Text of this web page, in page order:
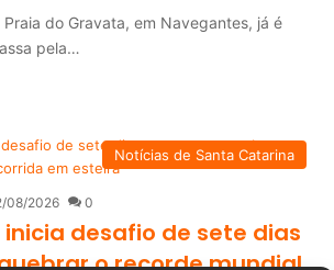
do Gravata, em Navegantes, já é
pela…
Notícias de Santa Catarina
08/2026 0
desafio de sete dias
o recorde mundial